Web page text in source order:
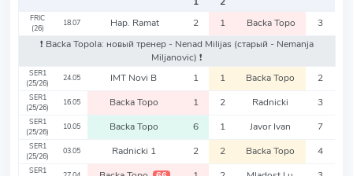
FRIC
(26)
18.07 Hap. Ramat 2 1 Backa Topo
3
❗️ Backa Topola: новый тренер - Nenad Milijas (старый - Nemanja
Miljanovic) ❗️
SER1
(25/26)
24.05 IMT Novi B 1 1 Backa Topo 2
SER1
(25/26)
16.05 Backa Topo 1 2 Radnicki 3
SER1
(25/26)
10.05 Backa Topo 6 1 Javor Ivan 7
SER1
(25/26)
03.05 Radnicki 1 2 2 Backa Topo 4
SER1